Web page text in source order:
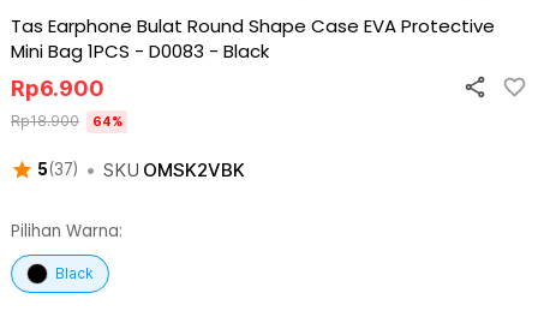
Tas Earphone Bulat Round Shape Case EVA Protective
Mini Bag 1PCS - D0083 - Black
5(37) • SKU OMSK2VBK
Rp6.900
Rp18.900 64%
Pilihan Warna:
Black